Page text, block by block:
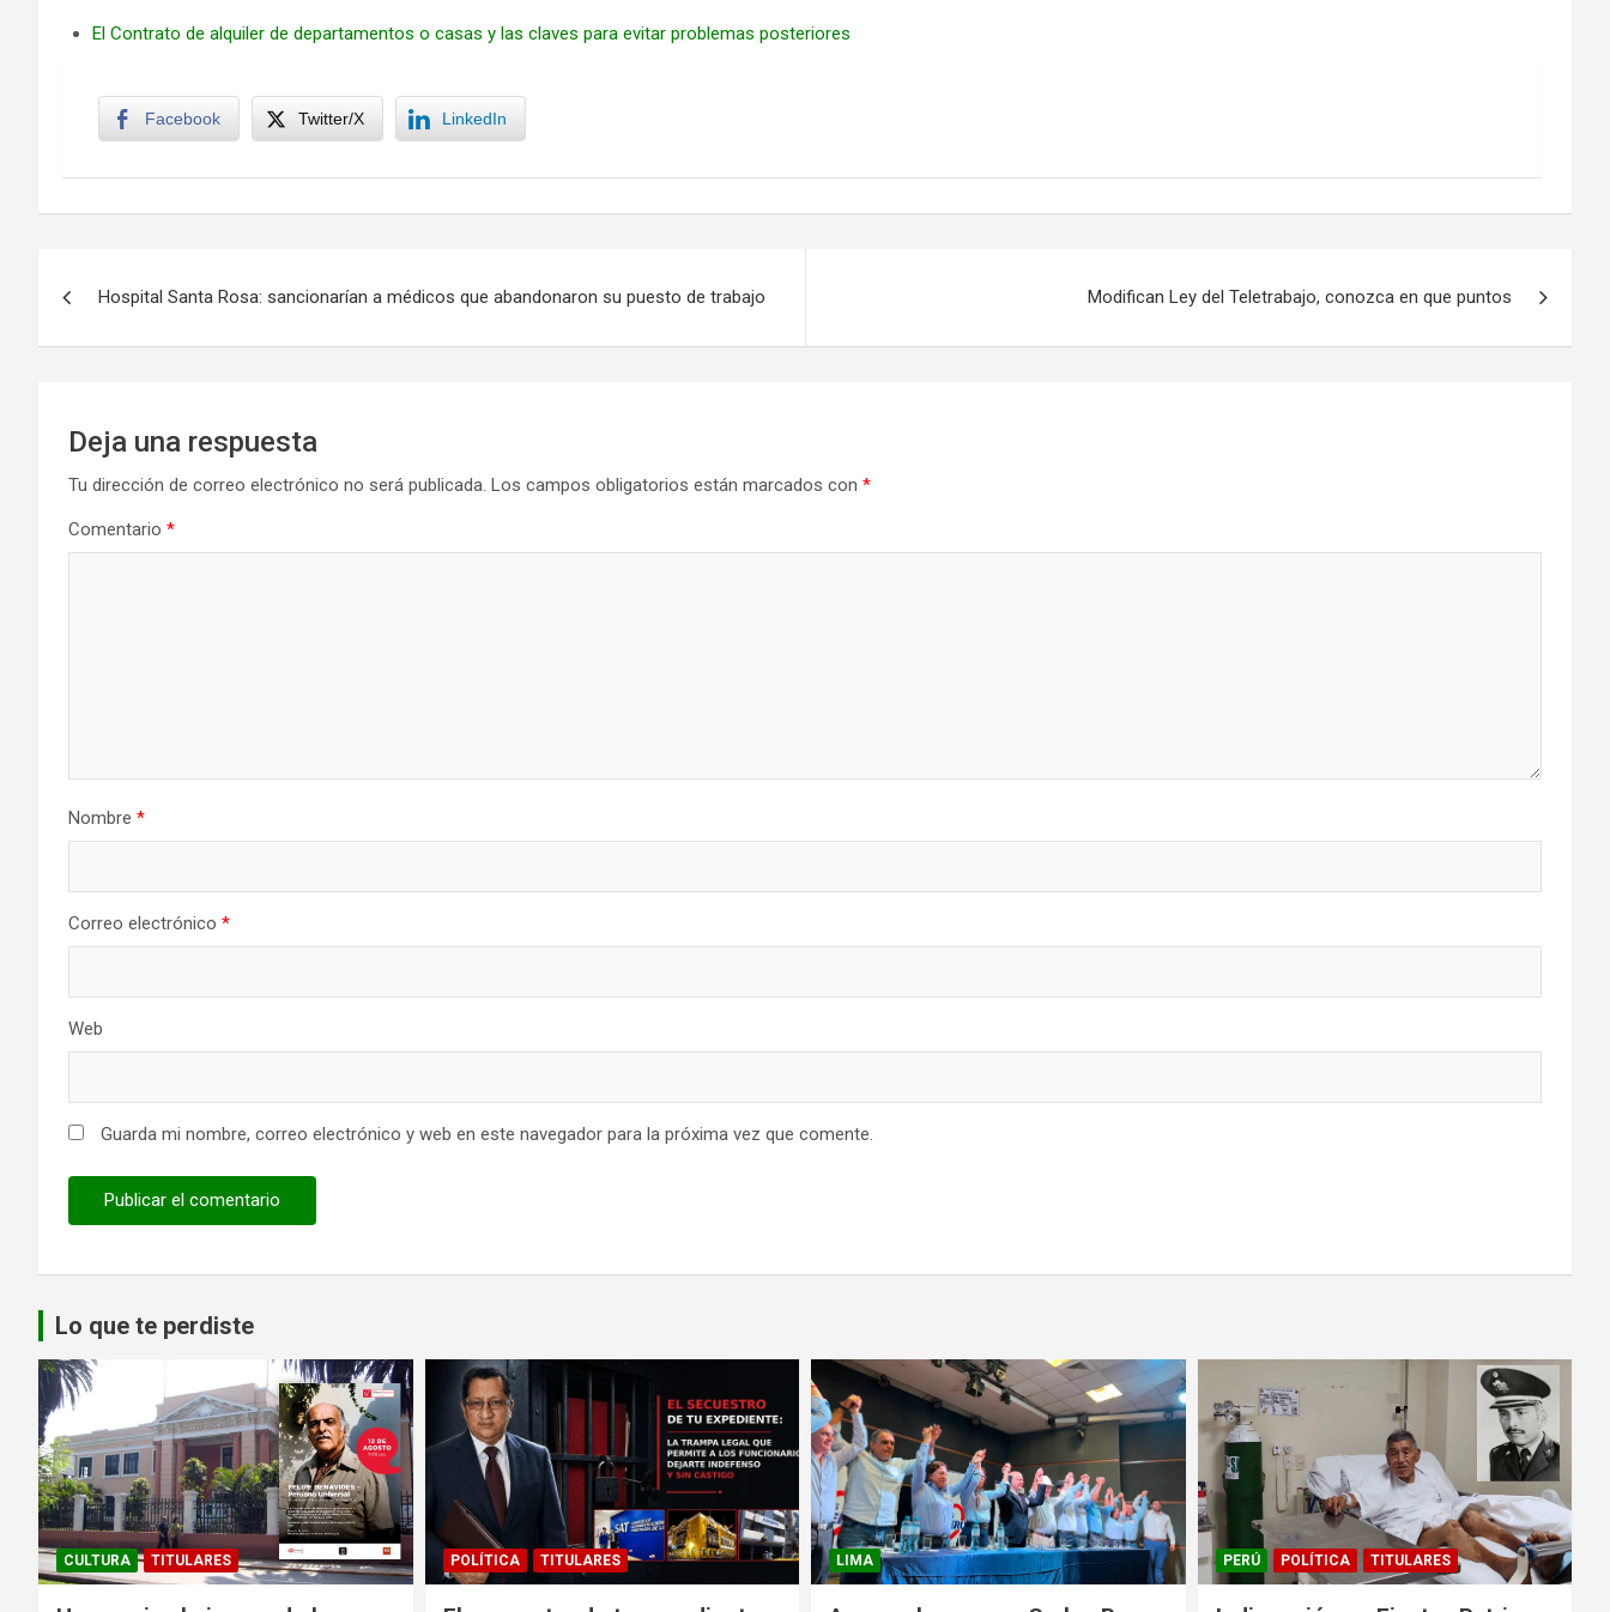
El Contrato de alquiler de departamentos o casas y las claves para evitar problemas posteriores
Facebook Twitter/X LinkedIn
Hospital Santa Rosa: sancionarían a médicos que abandonaron su puesto de trabajo Modifican Ley del Teletrabajo, conozca en que puntos
Deja una respuesta
Tu dirección de correo electrónico no será publicada. Los campos obligatorios están marcados con *
Comentario *
Nombre *
Correo electrónico *
Web
Guarda mi nombre, correo electrónico y web en este navegador para la próxima vez que comente.
Lo que te perdiste
CULTURA TITULARES POLÍTICA TITULARES LIMA PERÚ POLÍTICA TITULARES